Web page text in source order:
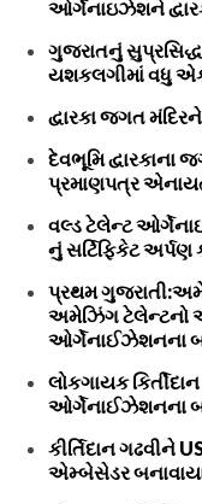
ઓર્ગેનાઇઝેશને
ગુજરાતનું સુપ્રસિદ્ધ
યશકલગીમાં વધુ
દ્વારકા જગત
દેવભૂમિ દ્વારકાના
પ્રમાણપત્ર
વલ્ડ ટેલેન્ટ
નું સર્ટિફિકેટ અર્પણ
પ્રથમ
અમેઝિંગ ટેલેન્ટનો
ઓર્ગેનાઈઝેશનના
લોકગાયક
ઓર્ગેનાઈઝેશનના
કીર્તિદાન ગઢવીને
એમ્બેસેડર